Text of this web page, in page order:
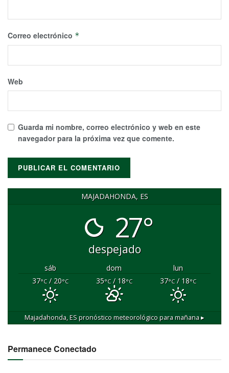
Correo electrónico *
Web
Guarda mi nombre, correo electrónico y web en este
navegador para la próxima vez que comente.
MAJADAHONDA, ES
27°
despejado
sáb dom
lun
37°C/ 20°C 35°C/ 18°C 37°C/ 18°C
Majadahonda, ESpronóstico meteorológico para mañana ▸
Permanece Conectado